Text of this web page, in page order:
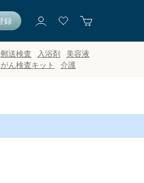
録
郵送検査 入浴剤
美容液
がん検査キット
介護